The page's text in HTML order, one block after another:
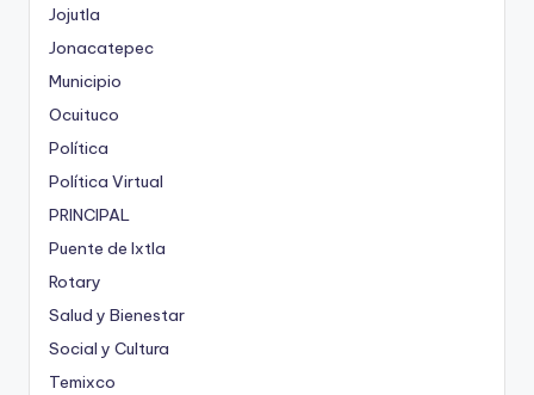
Jojutla
Jonacatepec
Municipio
Ocuituco
Política
Política Virtual
PRINCIPAL
Puente de Ixtla
Rotary
Salud y Bienestar
Social y Cultura
Temixco